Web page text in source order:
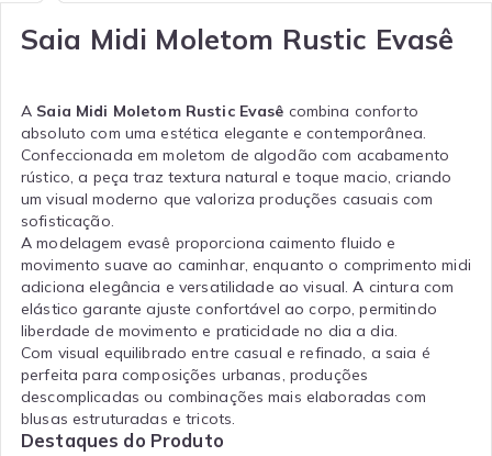
Saia Midi Moletom Rustic Evasê
A Saia Midi Moletom Rustic Evasê combina conforto
absoluto com uma estética elegante e contemporânea.
Confeccionada em moletom de algodão com acabamento
rústico, a peça traz textura natural e toque macio, criando
um visual moderno que valoriza produções casuais com
sofisticação.
A modelagem evasê proporciona caimento fluido e
movimento suave ao caminhar, enquanto o comprimento midi
adiciona elegância e versatilidade ao visual. A cintura com
elástico garante ajuste confortável ao corpo, permitindo
liberdade de movimento e praticidade no dia a dia.
Com visual equilibrado entre casual e refinado, a saia é
perfeita para composições urbanas, produções
descomplicadas ou combinações mais elaboradas com
blusas estruturadas e tricots.
Destaques do Produto